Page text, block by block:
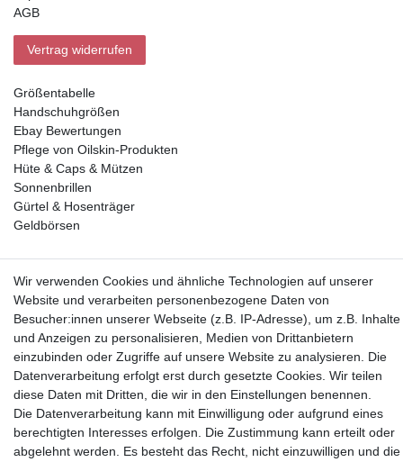
AGB
Vertrag widerrufen
Größentabelle
Handschuhgrößen
Ebay Bewertungen
Pflege von Oilskin-Produkten
Hüte & Caps & Mützen
Sonnenbrillen
Gürtel & Hosenträger
Geldbörsen
Partner
Wir verwenden Cookies und ähnliche Technologien auf unserer
Website und verarbeiten personenbezogene Daten von
Besucher:innen unserer Webseite (z.B. IP-Adresse), um z.B. Inhalte
und Anzeigen zu personalisieren, Medien von Drittanbietern
einzubinden oder Zugriffe auf unsere Website zu analysieren. Die
Datenverarbeitung erfolgt erst durch gesetzte Cookies. Wir teilen
diese Daten mit Dritten, die wir in den Einstellungen benennen.
Die Datenverarbeitung kann mit Einwilligung oder aufgrund eines
berechtigten Interesses erfolgen. Die Zustimmung kann erteilt oder
abgelehnt werden. Es besteht das Recht, nicht einzuwilligen und die